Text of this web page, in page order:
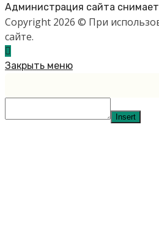
Администрация сайта
Copyright 2026 © При
сайте.
Закрыть меню
Insert